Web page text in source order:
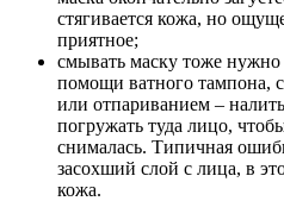
стягивается кожа, но
приятное;
смывать маску тоже
помощи ватного тампона,
или отпариванием –
погружать туда лицо,
снималась. Типичная
засохший слой с лица, в
кожа.